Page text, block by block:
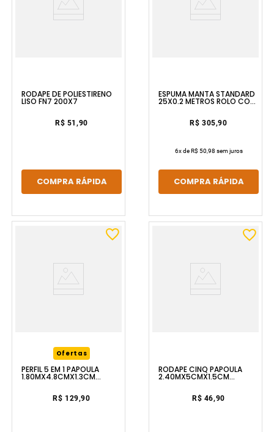
RODAPE DE POLIESTIRENO
LISO FN7 200X7
R$ 51,90
COMPRA RÁPIDA
ESPUMA MANTA STANDARD
25X0.2 METROS ROLO COM
R$ 305,90
6x deR$ 50,98 sem juros
COMPRA RÁPIDA
Ofertas
PERFIL 5 EM 1 PAPOULA
1.80MX4.8CMX1.3CM
R$ 129,90
RODAPE CINQ PAPOULA
2.40MX5CMX1.5CM
R$ 46,90